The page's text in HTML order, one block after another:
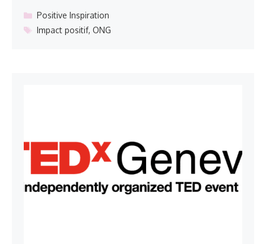
Catégories
Positive Inspiration
Étiquettes
Impact positif,ONG